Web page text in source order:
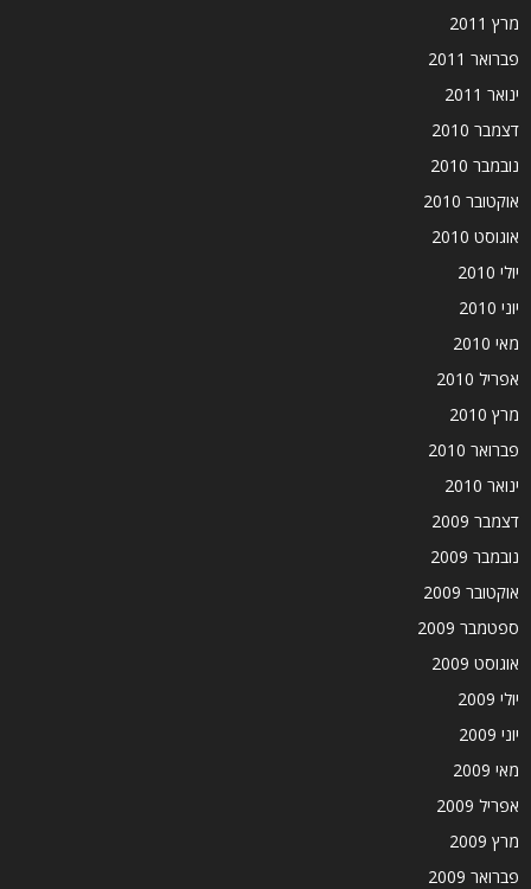
מרץ 2011
פברואר 2011
ינואר 2011
דצמבר 2010
נובמבר 2010
אוקטובר 2010
אוגוסט 2010
יולי 2010
יוני 2010
מאי 2010
אפריל 2010
מרץ 2010
פברואר 2010
ינואר 2010
דצמבר 2009
נובמבר 2009
אוקטובר 2009
ספטמבר 2009
אוגוסט 2009
יולי 2009
יוני 2009
מאי 2009
אפריל 2009
מרץ 2009
פברואר 2009